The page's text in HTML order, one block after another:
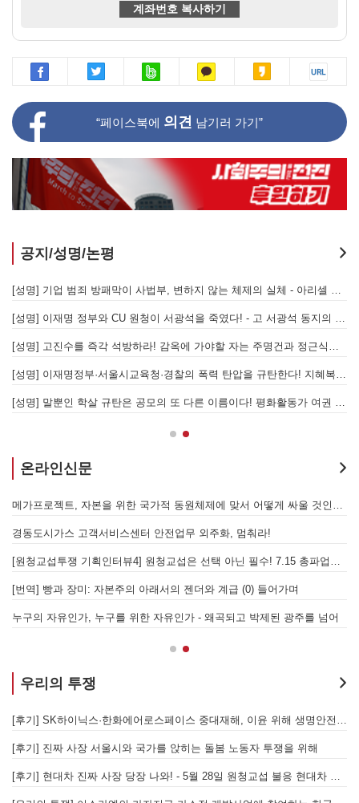
계좌번호 복사하기
“페이스북에 의견 남기러 가기”
공지/성명/논평
[성명] 기업 범죄 방패막이 사법부, 변하지 않는 체제의 실체 - 아리셀 참사 주범 박순관 4년 선고에 부쳐
[성명] 이재명 정부와 CU 원청이 서광석을 죽였다! - 고 서광석 동지의 죽음을 애도하며
[성명] 고진수를 즉각 석방하라! 감옥에 가야할 자는 주명건과 정근식이다!
[성명] 이재명정부·서울시교육청·경찰의 폭력 탄압을 규탄한다! 지혜복 교사와 연대자들을 즉각 석방하라!
[성명] 말뿐인 학살 규탄은 공모의 또 다른 이름이다! 평화활동가 여권 무효화 지금 당장 철회하라!
온라인신문
메가프로젝트, 자본을 위한 국가적 동원체제에 맞서 어떻게 싸울 것인가?
경동도시가스 고객서비스센터 안전업무 외주화, 멈춰라!
[원청교섭투쟁 기획인터뷰4] 원청교섭은 선택 아닌 필수! 7.15 총파업은 자본에 원청교섭 시작을 알리는 첫걸음이자 선전포고다
[번역] 빵과 장미: 자본주의 아래서의 젠더와 계급 (0) 들어가며
누구의 자유인가, 누구를 위한 자유인가 - 왜곡되고 박제된 광주를 넘어
우리의 투쟁
[후기] SK하이닉스·한화에어로스페이스 중대재해, 이윤 위해 생명안전을 위협하는 '첨단산업' 자본을 규탄하다
[후기] 진짜 사장 서울시와 국가를 앉히는 돌봄 노동자 투쟁을 위해
[후기] 현대차 진짜 사장 당장 나와! - 5월 28일 원청교섭 불응 현대차 규탄 금속노조 결의대회